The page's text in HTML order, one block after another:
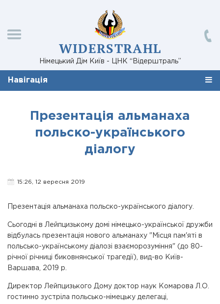
WIDERSTRAHL
Німецький Дім Київ - ЦНК “Відерштраль”
Навігація
Презентація альманаха
польско-українського
діалогу
15:26, 12 вересня 2019
Презентація альманаха польско-українського діалогу.
Сьогодні в Лейпцизькому домі німецько-української дружби
відбулась презентація нового альманаху "Місця пам'яті в
польсько-українському діалозі взаєморозуміння" (до 80-
річної річниці биковнянської трагедії), вид-во Київ-
Варшава, 2019 р.
Директор Лейпцизького Дому доктор наук Комарова Л.О.
гостинно зустріла польсько-німецьку делегаці,